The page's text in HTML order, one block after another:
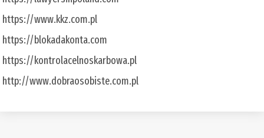
https://www.kkz.com.pl
https://blokadakonta.com
https://kontrolacelnoskarbowa.pl
http://www.dobraosobiste.com.pl